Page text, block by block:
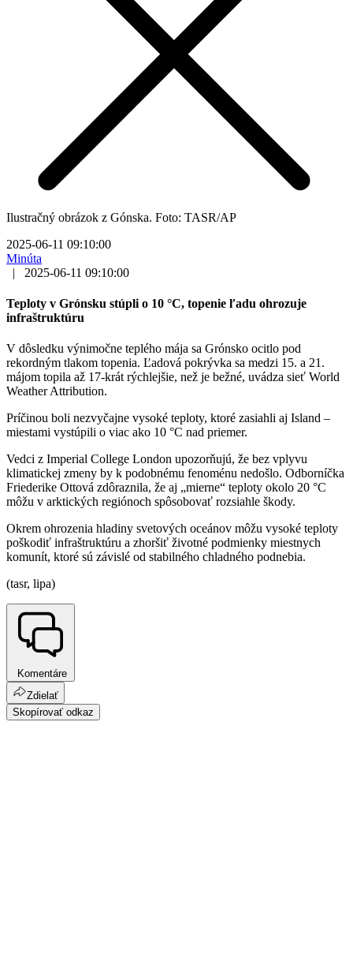
Ilustračný obrázok z Gónska. Foto: TASR/AP
2025-06-11 09:10:00
Minúta
|
2025-06-11 09:10:00
Teploty v Grónsku stúpli o 10 °C, topenie ľadu ohrozuje
infraštruktúru
V dôsledku výnimočne teplého mája sa Grónsko ocitlo pod
rekordným tlakom topenia. Ľadová pokrývka sa medzi 15. a 21.
májom topila až 17-krát rýchlejšie, než je bežné, uvádza sieť World
Weather Attribution.
Príčinou boli nezvyčajne vysoké teploty, ktoré zasiahli aj Island –
miestami vystúpili o viac ako 10 °C nad priemer.
Vedci z Imperial College London upozorňujú, že bez vplyvu
klimatickej zmeny by k podobnému fenoménu nedošlo. Odborníčka
Friederike Ottová zdôraznila, že aj „mierne“ teploty okolo 20 °C
môžu v arktických regiónoch spôsobovať rozsiahle škody.
Okrem ohrozenia hladiny svetových oceánov môžu vysoké teploty
poškodiť infraštruktúru a zhoršiť životné podmienky miestnych
komunít, ktoré sú závislé od stabilného chladného podnebia.
(tasr, lipa)
Komentáre
Zdielať
Skopírovať odkaz